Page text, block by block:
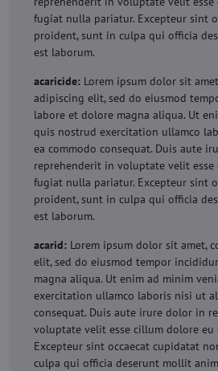
fugiat nulla pariatur. Excepteur sint
proident, sunt in culpa qui officia
est laborum.
acaricide: Lorem ipsum dolor sit
adipiscing elit, sed do eiusmod
labore et dolore magna aliqua. Ut
quis nostrud exercitation ullamco
ea commodo consequat. Duis aute
reprehenderit in voluptate velit
fugiat nulla pariatur. Excepteur sint
proident, sunt in culpa qui officia
est laborum.
acarid: Lorem ipsum dolor sit amet,
elit, sed do eiusmod tempor
magna aliqua. Ut enim ad minim
exercitation ullamco laboris nisi ut
consequat. Duis aute irure dolor in
voluptate velit esse cillum dolore
Excepteur sint occaecat cupidatat
culpa qui officia deserunt mollit